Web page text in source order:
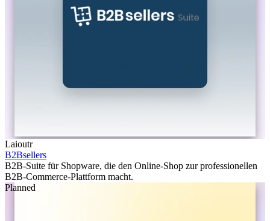
Laioutr
B2Bsellers
B2B-Suite für Shopware, die den Online-Shop zur professionellen
B2B-Commerce-Plattform macht.
Planned